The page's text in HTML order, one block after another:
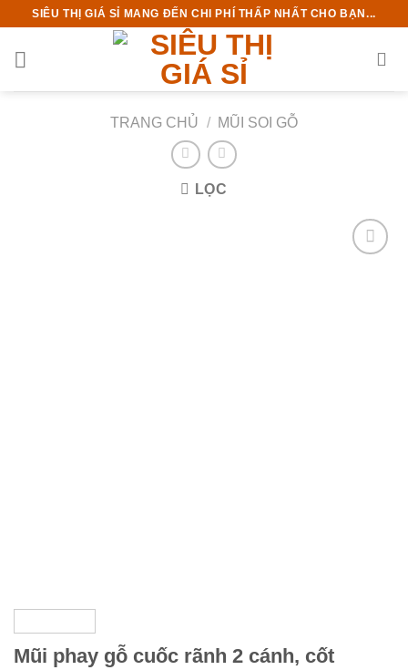
Chuyển
nội
SIÊU THỊ GIÁ SỈ MANG ĐẾN CHI PHÍ THẤP NHẤT CHO BẠN...
TRANG CHỦ / MŨI SOI GỖ
LỌC
Mũi phay gỗ cuốc rãnh 2 cánh, cốt